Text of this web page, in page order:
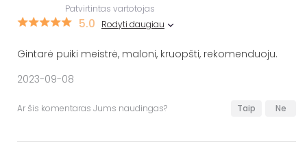
Patvirtintas vartotojas
5.0 Rodyti daugiau
Gintarė puiki meistrė, maloni, kruopšti, rekomenduoju.
2023-09-08
Ar šis komentaras Jums naudingas? Taip Ne